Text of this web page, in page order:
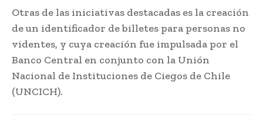
Otras de las iniciativas destacadas es la creación
de un identificador de billetes para personas no
videntes, y cuya creación fue impulsada por el
Banco Central en conjunto con la Unión
Nacional de Instituciones de Ciegos de Chile
(UNCICH).